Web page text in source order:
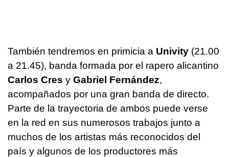
También tendremos en primicia a Univity (21.00
a 21.45), banda formada por el rapero alicantino
Carlos Cres y Gabriel Fernández,
acompañados por una gran banda de directo.
Parte de la trayectoria de ambos puede verse
en la red en sus numerosos trabajos junto a
muchos de los artistas más reconocidos del
país y algunos de los productores más